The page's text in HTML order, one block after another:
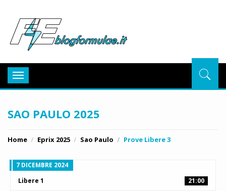
Toggle
navigation
SAO PAULO 2025
Home Eprix 2025 Sao Paulo Prove Libere 3
7 DICEMBRE 2024
Libere 1
21:00